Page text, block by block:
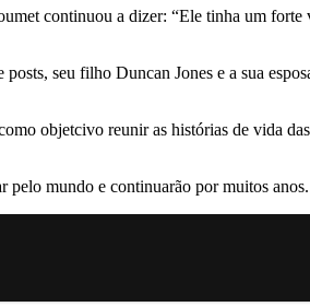
continuou a dizer: “Ele tinha um
seu filho Duncan Jones e a sua
objetcivo reunir as histórias de vida
pelo mundo e continuarão por muitos anos.